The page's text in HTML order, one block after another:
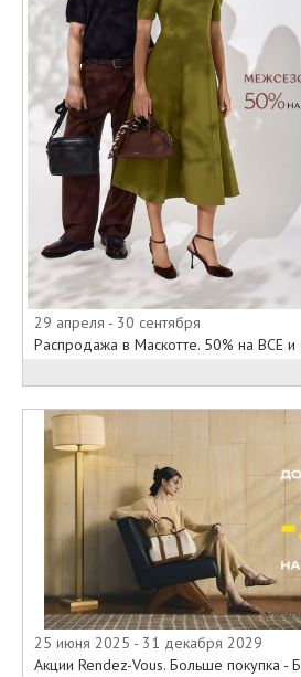
29 апреля - 30 сентября
Распродажа в Маскотте. 50% на ВСЕ
25 июня 2025 - 31 декабря 2029
Акции Rendez-Vous. Больше покупка -